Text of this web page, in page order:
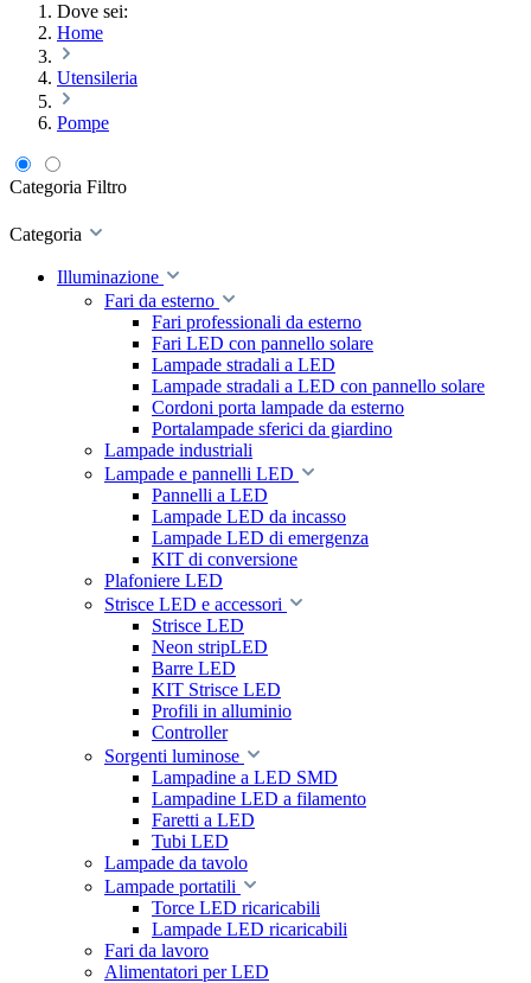
Dove sei:
Home
Utensileria
Pompe
Categoria Filtro
Categoria
Illuminazione
Fari da esterno
Fari professionali da esterno
Fari LED con pannello solare
Lampade stradali a LED
Lampade stradali a LED con pannello solare
Cordoni porta lampade da esterno
Portalampade sferici da giardino
Lampade industriali
Lampade e pannelli LED
Pannelli a LED
Lampade LED da incasso
Lampade LED di emergenza
KIT di conversione
Plafoniere LED
Strisce LED e accessori
Strisce LED
Neon stripLED
Barre LED
KIT Strisce LED
Profili in alluminio
Controller
Sorgenti luminose
Lampadine a LED SMD
Lampadine LED a filamento
Faretti a LED
Tubi LED
Lampade da tavolo
Lampade portatili
Torce LED ricaricabili
Lampade LED ricaricabili
Fari da lavoro
Alimentatori per LED